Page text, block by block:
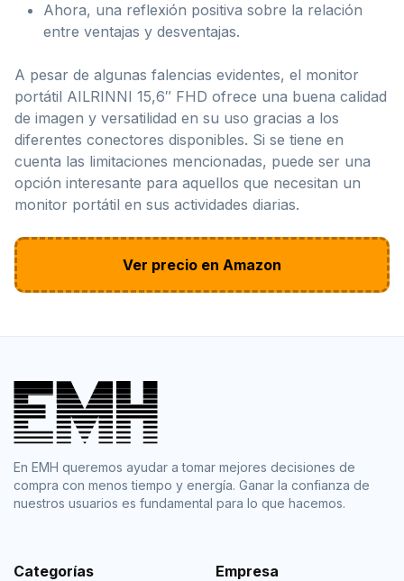
Ahora, una reflexión positiva sobre la relación
entre ventajas y desventajas.
A pesar de algunas falencias evidentes, el monitor
portátil AILRINNI 15,6″ FHD ofrece una buena calidad
de imagen y versatilidad en su uso gracias a los
diferentes conectores disponibles. Si se tiene en
cuenta las limitaciones mencionadas, puede ser una
opción interesante para aquellos que necesitan un
monitor portátil en sus actividades diarias.
Ver precio en Amazon
En EMH queremos ayudar a tomar mejores decisiones de
compra con menos tiempo y energía. Ganar la confianza de
nuestros usuarios es fundamental para lo que hacemos.
Categorías Empresa